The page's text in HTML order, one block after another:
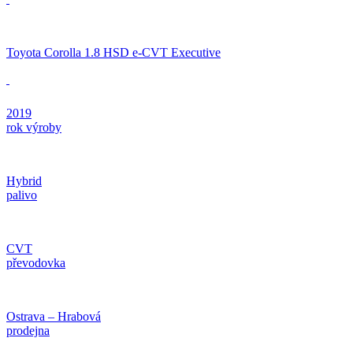
Toyota Corolla 1.8 HSD e-CVT Executive
2019
rok výroby
Hybrid
palivo
CVT
převodovka
Ostrava – Hrabová
prodejna